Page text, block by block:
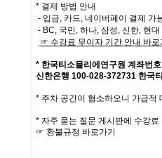
* 결제 방법 안내
- 입금, 카드, 네이버페이 결제 가
- BC, 국민, 하나, 삼성, 신한, 현
☞ 수강료 무이자 기간 안내 바로
* 한국티소믈리에연구원 계좌번호
신한은행 100-028-372731 한국
* 주차 공간이 협소하오니 가급적
* 자주 묻는 질문 게시판에 수강료
☞ 환불규정 바로가기